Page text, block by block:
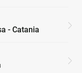
- Catania